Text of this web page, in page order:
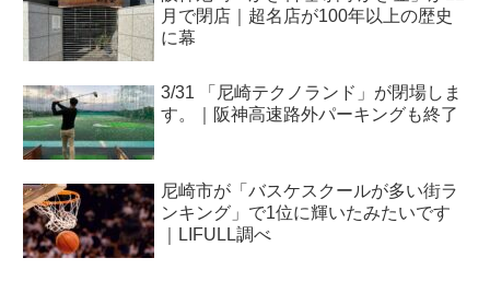
月で閉店｜超名店が100年以上の歴史
に幕
3/31 「尼崎テクノランド」が閉場しま
す。｜阪神高速路外パーキングも終了
尼崎市が「バスケスクールが多い街ラ
ンキング」で1位に輝いたみたいです
｜LIFULL調べ